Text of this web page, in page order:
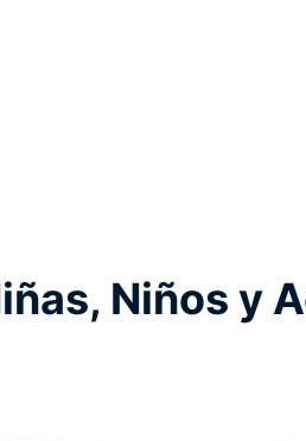
Niños y